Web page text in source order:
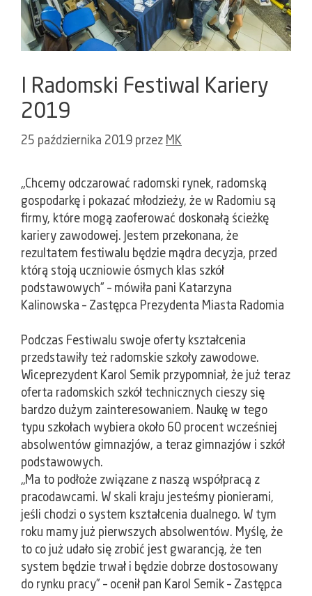
I Radomski Festiwal Kariery
2019
25 października 2019 przez MK
„Chcemy odczarować radomski rynek, radomską
gospodarkę i pokazać młodzieży, że w Radomiu są
firmy, które mogą zaoferować doskonałą ścieżkę
kariery zawodowej. Jestem przekonana, że
rezultatem festiwalu będzie mądra decyzja, przed
którą stoją uczniowie ósmych klas szkół
podstawowych” – mówiła pani Katarzyna
Kalinowska – Zastępca Prezydenta Miasta Radomia
Podczas Festiwalu swoje oferty kształcenia
przedstawiły też radomskie szkoły zawodowe.
Wiceprezydent Karol Semik przypomniał, że już teraz
oferta radomskich szkół technicznych cieszy się
bardzo dużym zainteresowaniem. Naukę w tego
typu szkołach wybiera około 60 procent wcześniej
absolwentów gimnazjów, a teraz gimnazjów i szkół
podstawowych.
„Ma to podłoże związane z naszą współpracą z
pracodawcami. W skali kraju jesteśmy pionierami,
jeśli chodzi o system kształcenia dualnego. W tym
roku mamy już pierwszych absolwentów. Myślę, że
to co już udało się zrobić jest gwarancją, że ten
system będzie trwał i będzie dobrze dostosowany
do rynku pracy” – ocenił pan Karol Semik – Zastępca